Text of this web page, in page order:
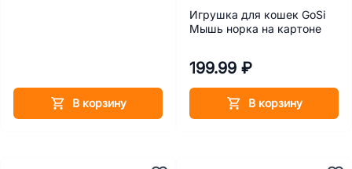
В корзину
Игрушка для кошек GoSi
Мышь норка на картоне
199.99 ₽
В корзину